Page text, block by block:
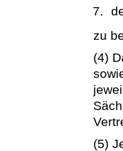
zu
(4)
(5)